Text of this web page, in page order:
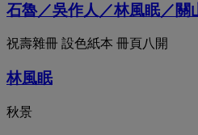
石魯／吳作人／林風眠／關
祝壽雜冊 設色紙本 冊頁八開
林風眠
秋景